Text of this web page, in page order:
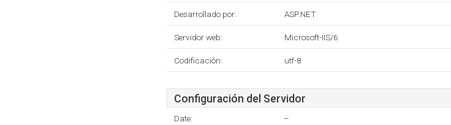
Desarrollado por: ASP.NET
Servidor web: Microsoft-IIS/6
Codificación: utf-8
Configuración del Servidor
Date: --